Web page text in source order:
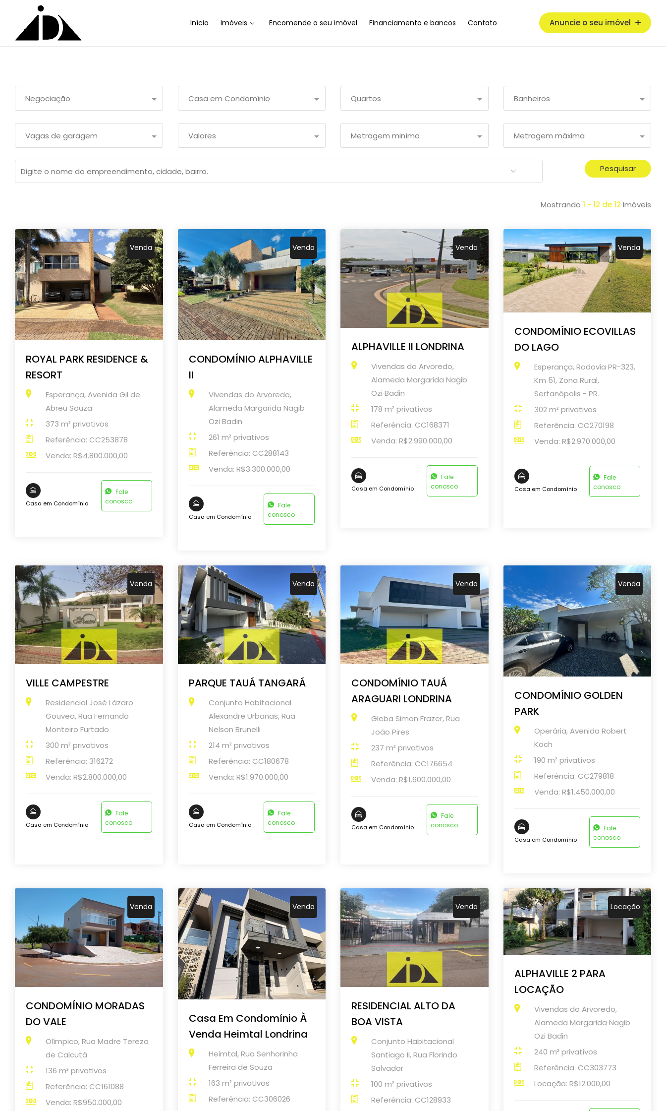
Início Imóveis Encomende o seu imóvel Financiamento e bancos Contato Anuncie o seu imóvel
Negociação Casa em Condomínio Quartos Banheiros
Vagas de garagem Valores Metragem miníma Metragem máxima
Pesquisar
Mostrando 1 - 12 de 12 Imóveis
Venda
ROYAL PARK RESIDENCE &
RESORT
Esperança, Avenida Gil de
Abreu Souza
373 m² privativos
Referência: CC253878
Venda: R$4.800.000,00
Casa em Condomínio
Fale
conosco
Venda
CONDOMÍNIO ALPHAVILLE
II
Vivendas do Arvoredo,
Alameda Margarida Nagib
Ozi Badin
261 m² privativos
Referência: CC288143
Venda: R$3.300.000,00
Casa em Condomínio
Fale
conosco
Venda
ALPHAVILLE II LONDRINA
Vivendas do Arvoredo,
Alameda Margarida Nagib
Ozi Badin
178 m² privativos
Referência: CC168371
Venda: R$2.990.000,00
Casa em Condomínio
Fale
conosco
Venda
CONDOMÍNIO ECOVILLAS
DO LAGO
Esperança, Rodovia PR-323,
Km 51, Zona Rural,
Sertanópolis - PR.
302 m² privativos
Referência: CC270198
Venda: R$2.970.000,00
Casa em Condomínio
Fale
conosco
Venda
VILLE CAMPESTRE
Residencial José Lázaro
Gouvea, Rua Fernando
Monteiro Furtado
300 m² privativos
Referência: 316272
Venda: R$2.800.000,00
Casa em Condomínio
Fale
conosco
Venda
PARQUE TAUÁ TANGARÁ
Conjunto Habitacional
Alexandre Urbanas, Rua
Nelson Brunelli
214 m² privativos
Referência: CC180678
Venda: R$1.970.000,00
Casa em Condomínio
Fale
conosco
Venda
CONDOMÍNIO TAUÁ
ARAGUARI LONDRINA
Gleba Simon Frazer, Rua
João Pires
237 m² privativos
Referência: CC176654
Venda: R$1.600.000,00
Casa em Condomínio
Fale
conosco
Venda
CONDOMÍNIO GOLDEN
PARK
Operária, Avenida Robert
Koch
190 m² privativos
Referência: CC279818
Venda: R$1.450.000,00
Casa em Condomínio
Fale
conosco
Venda
CONDOMÍNIO MORADAS
DO VALE
Olímpico, Rua Madre Tereza
de Calcutá
136 m² privativos
Referência: CC161088
Venda: R$950.000,00
Venda
Casa Em Condomínio À
Venda Heimtal Londrina
Heimtal, Rua Senhorinha
Ferreira de Souza
163 m² privativos
Referência: CC306026
Venda
RESIDENCIAL ALTO DA
BOA VISTA
Conjunto Habitacional
Santiago II, Rua Florindo
Salvador
100 m² privativos
Referência: CC128933
Locação
ALPHAVILLE 2 PARA
LOCAÇÃO
Vivendas do Arvoredo,
Alameda Margarida Nagib
Ozi Badin
240 m² privativos
Referência: CC303773
Locação: R$12.000,00